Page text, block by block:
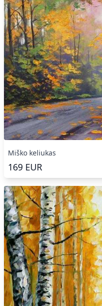
Miško keliukas
169 EUR